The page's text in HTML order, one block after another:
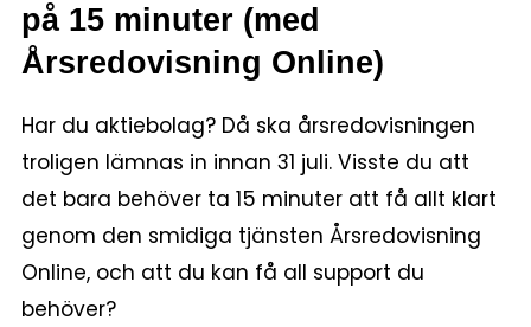
på 15 minuter (med
Årsredovisning Online)
Har du aktiebolag? Då ska årsredovisningen
troligen lämnas in innan 31 juli. Visste du att
det bara behöver ta 15 minuter att få allt klart
genom den smidiga tjänsten Årsredovisning
Online, och att du kan få all support du
behöver?